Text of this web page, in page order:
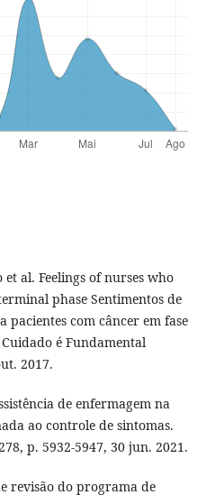
al. Feelings of nurses who
phase Sentimentos de
com câncer em fase
é Fundamental
2017.
de enfermagem na
ao controle de sintomas.
p. 5932-5947, 30 jun. 2021.
revisão do programa de